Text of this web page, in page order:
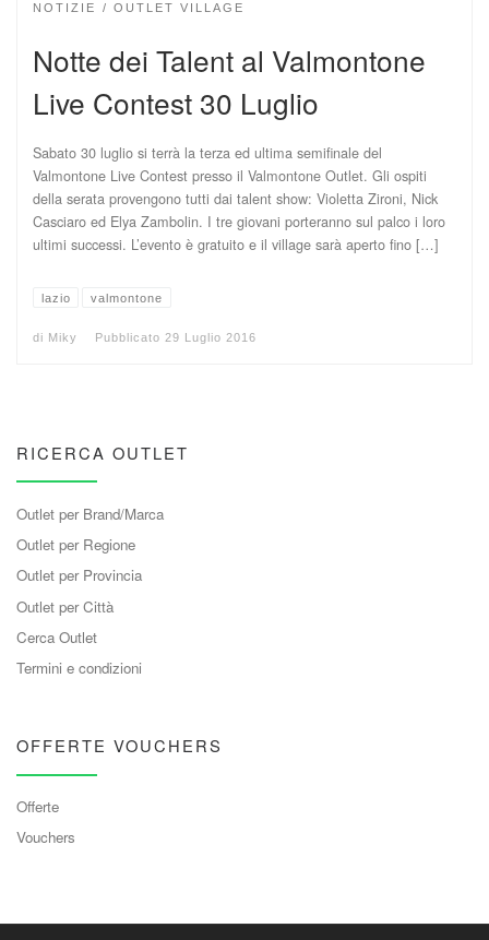
NOTIZIE OUTLET VILLAGE
Notte dei Talent al Valmontone
Live Contest 30 Luglio
Sabato 30 luglio si terrà la terza ed ultima semifinale del
Valmontone Live Contest presso il Valmontone Outlet. Gli ospiti
della serata provengono tutti dai talent show: Violetta Zironi, Nick
Casciaro ed Elya Zambolin. I tre giovani porteranno sul palco i loro
ultimi successi. L’evento è gratuito e il village sarà aperto fino […]
lazio valmontone
di Miky Pubblicato 29 Luglio 2016
RICERCA OUTLET
Outlet per Brand/Marca
Outlet per Regione
Outlet per Provincia
Outlet per Città
Cerca Outlet
Termini e condizioni
OFFERTE VOUCHERS
Offerte
Vouchers